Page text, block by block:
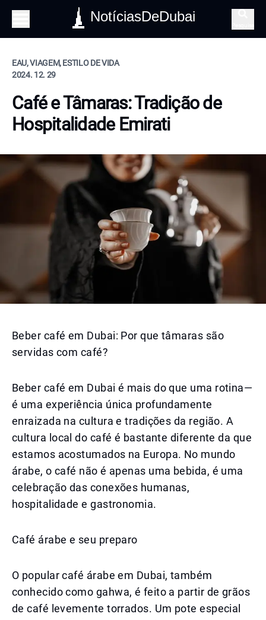
NotíciasDeDubai
EAU, VIAGEM, ESTILO DE VIDA
2024. 12. 29
Café e Tâmaras: Tradição de
Hospitalidade Emirati
Beber café em Dubai: Por que tâmaras são
servidas com café?
Beber café em Dubai é mais do que uma rotina—
é uma experiência única profundamente
enraizada na cultura e tradições da região. A
cultura local do café é bastante diferente da que
estamos acostumados na Europa. No mundo
árabe, o café não é apenas uma bebida, é uma
celebração das conexões humanas,
hospitalidade e gastronomia.
Café árabe e seu preparo
O popular café árabe em Dubai, também
conhecido como gahwa, é feito a partir de grãos
de café levemente torrados. Um pote especial